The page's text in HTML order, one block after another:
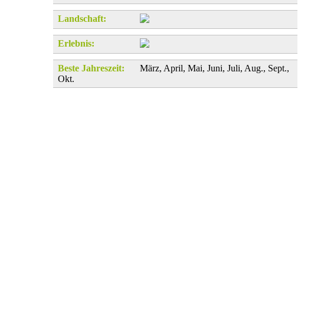
Landschaft:
Erlebnis:
Beste Jahreszeit:
März, April, Mai, Juni, Juli, Aug., Sept.,
Okt.